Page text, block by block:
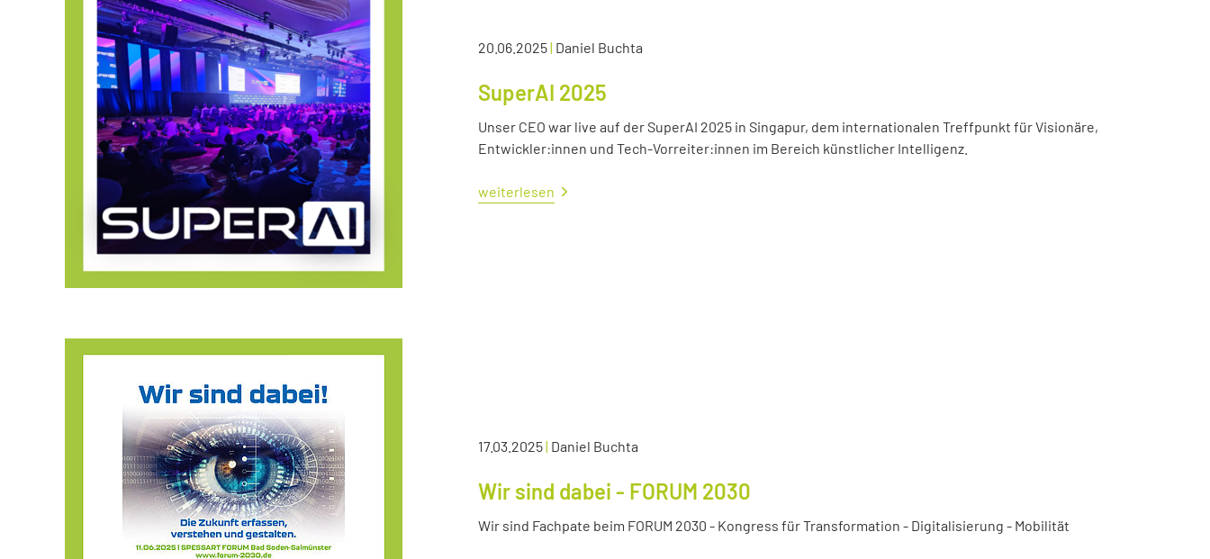
20.06.2025| Daniel Buchta
SuperAI 2025
Unser CEO war live auf der SuperAI 2025 in Singapur, dem internationalen Treffpunkt für Visionäre,
Entwickler:innen und Tech-Vorreiter:innen im Bereich künstlicher Intelligenz.
weiterlesen
17.03.2025| Daniel Buchta
Wir sind dabei - FORUM 2030
Wir sind Fachpate beim FORUM 2030 - Kongress für Transformation - Digitalisierung - Mobilität